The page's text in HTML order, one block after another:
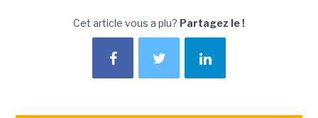
Cet article vous a plu? Partagez le !